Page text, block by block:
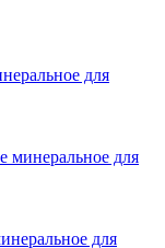
для
минеральное для
для